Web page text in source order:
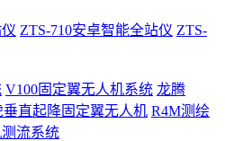
ZTS-710安卓智能全站仪 ZTS-
V100固定翼无人机系统 龙腾
垂直起降固定翼无人机 R4M测绘
流系统